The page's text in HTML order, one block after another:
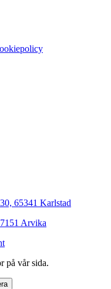
65341 Karlstad
Arvika
på vår sida.